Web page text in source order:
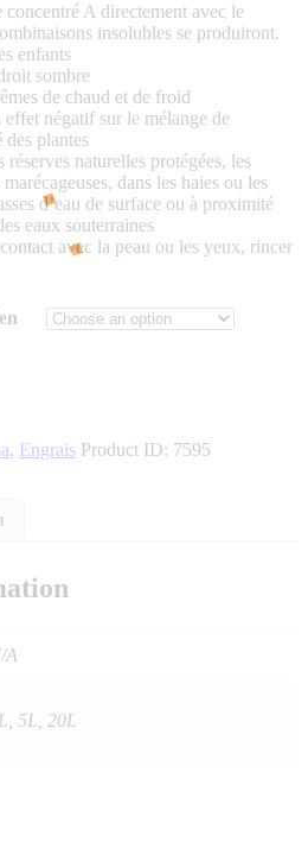
concentré A directement avec le
insolubles se produiront.
enfants
sombre
de chaud et de froid
négatif sur le mélange de
des plantes
réserves naturelles protégées, les
dans les haies ou les
d’eau de surface ou à proximité
eaux souterraines
avec la peau ou les yeux, rincer
, Engrais Product ID: 7595
A
5L, 20L